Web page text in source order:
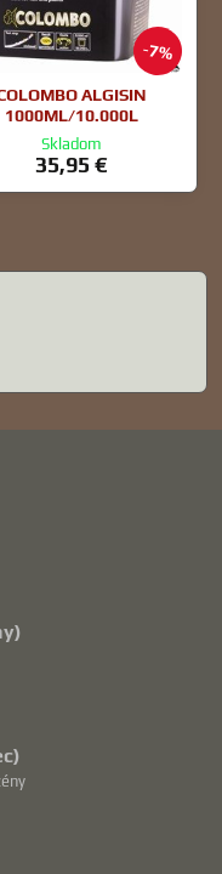
7%
ALGISIN
1000ML/10.000L
Skladom
35,95 €